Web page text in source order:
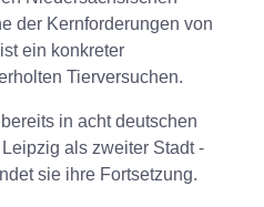
der Kernforderungen von
ein konkreter
Tierversuchen.
in acht deutschen
als zweiter Stadt -
sie ihre Fortsetzung.